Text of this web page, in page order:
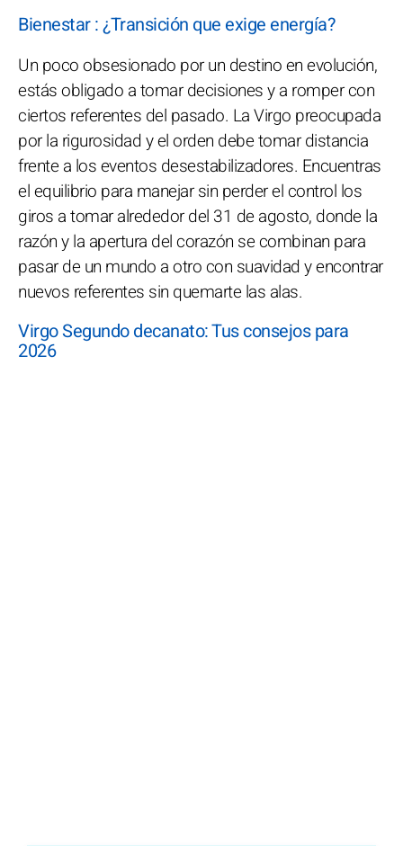
Bienestar : ¿Transición que exige energía?
Un poco obsesionado por un destino en evolución,
estás obligado a tomar decisiones y a romper con
ciertos referentes del pasado. La Virgo preocupada
por la rigurosidad y el orden debe tomar distancia
frente a los eventos desestabilizadores. Encuentras
el equilibrio para manejar sin perder el control los
giros a tomar alrededor del 31 de agosto, donde la
razón y la apertura del corazón se combinan para
pasar de un mundo a otro con suavidad y encontrar
nuevos referentes sin quemarte las alas.
Virgo Segundo decanato: Tus consejos para
2026